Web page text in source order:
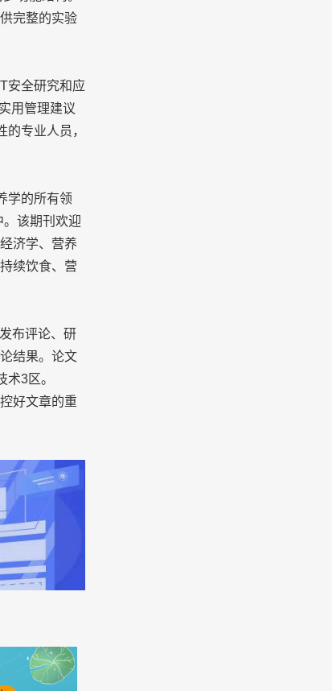
完整的实验
安全研究和应
用管理建议
专业人员，
学的所有领
该期刊欢迎
济学、营养
续饮食、营
布评论、研
结果。论文
3区。
好文章的重